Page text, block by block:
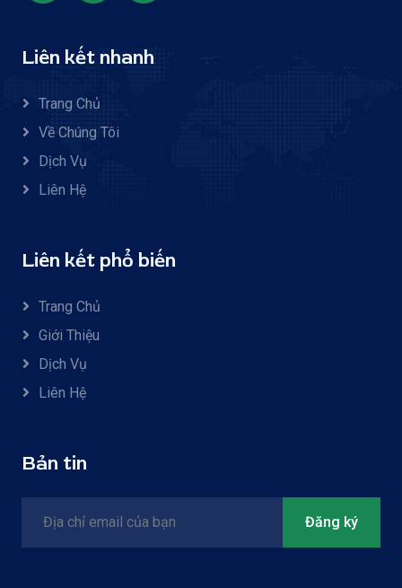
Liên kết nhanh
Trang Chủ
Về Chúng Tôi
Dịch Vụ
Liên Hệ
Liên kết phổ biến
Trang Chủ
Giới Thiệu
Dịch Vụ
Liên Hệ
Bản tin
Đăng ký